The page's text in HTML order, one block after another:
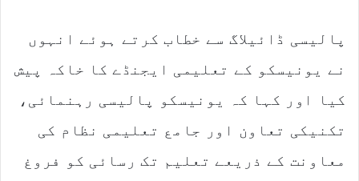
پالیسی ڈائیلاگ سے خطاب کرتے ہوئے انہوں
نے یونیسکو کے تعلیمی ایجنڈے کا خاکہ پیش
کیا اور کہا کہ یونیسکو پالیسی رہنمائی،
تکنیکی تعاون اور جامع تعلیمی نظام کی
معاونت کے ذریعے تعلیم تک رسائی کو فروغ